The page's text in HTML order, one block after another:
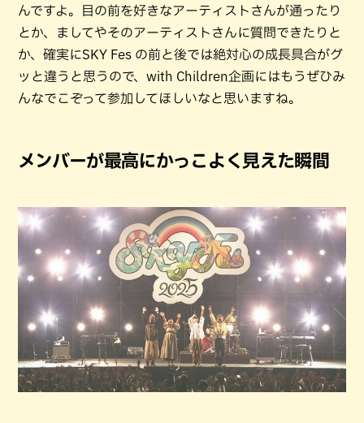
んですよ。目の前を好きなアーティストさんが通ったり
とか、ましてやそのアーティストさんに質問できたりと
か、確実にSKY Fes の前と後では絶対心の成長具合がグ
ッと違うと思うので、with Children企画にはもうぜひみ
んなでこぞって参加してほしいなと思いますね。
メンバーが最高にかっこよく見えた瞬間